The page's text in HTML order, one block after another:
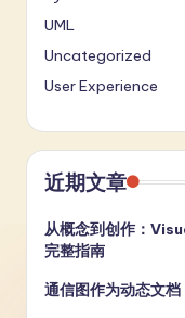
UML
Uncategorized
User Experience
近期文章
从概念到创作：
完整指南
通信图作为动态文